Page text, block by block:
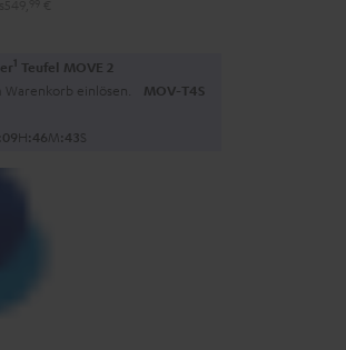
1 Teufel MOVE 2
einlösen. MOV-T4S
09H:46M:42S